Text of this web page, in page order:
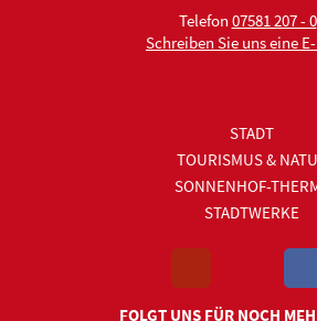
Telefon 07581 207 - 0
Schreiben Sie uns eine
STADT
TOURISMUS &
SONNENHOF-
STADTWERKE
FOLGT UNS FÜR NOCH